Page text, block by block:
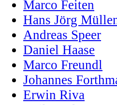
Marco Feiten
Hans Jörg
Andreas Speer
Daniel Haase
Marco Freundl
Johannes
Erwin Riva